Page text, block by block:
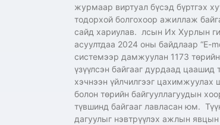
журмаар виртуал бүсэд бүртгэх
тодорхой болгохоор ажиллаж
сайд хариулав. лсын Их Хурлын
асуултдаа 2024 оны байдлаар “E-
системээр дамжуулан 1173
үзүүлсэн байгааг дурдаад цаашид
хэчнээн үйлчилгээг цахимжуулах
болон төрийн байгууллагуудын
түвшинд байгааг лавласан юм.
дагуулыг нэвтрүүлэх ажлын